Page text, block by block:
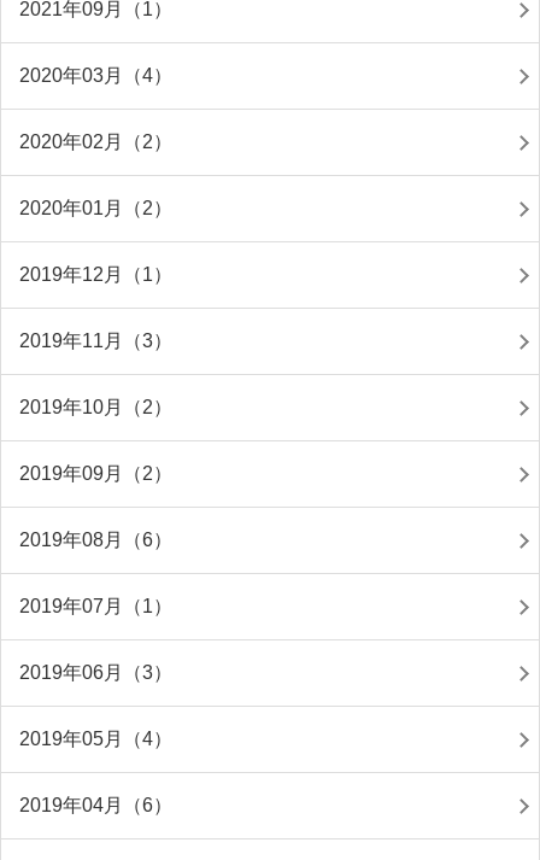
2021年09月（1）
2020年03月（4）
2020年02月（2）
2020年01月（2）
2019年12月（1）
2019年11月（3）
2019年10月（2）
2019年09月（2）
2019年08月（6）
2019年07月（1）
2019年06月（3）
2019年05月（4）
2019年04月（6）